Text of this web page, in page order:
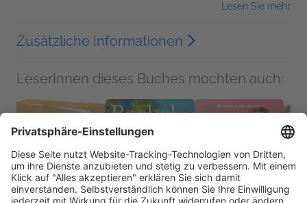
Lesen Sie mehr
Zusätzliche Informationen
LeserInnen dieses Buches mochten auch: